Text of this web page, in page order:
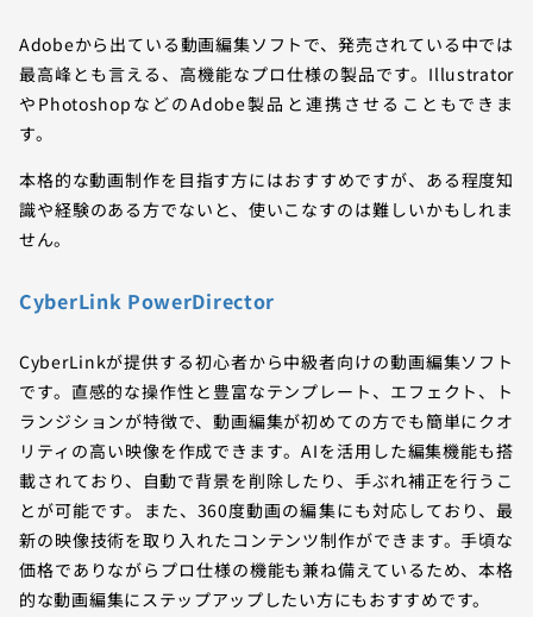
Adobeから出ている動画編集ソフトで、発売されている中では
最高峰とも言える、高機能なプロ仕様の製品です。Illustrator
やPhotoshopなどのAdobe製品と連携させることもできま
す。
本格的な動画制作を目指す方にはおすすめですが、ある程度知
識や経験のある方でないと、使いこなすのは難しいかもしれま
せん。
CyberLink PowerDirector
CyberLinkが提供する初心者から中級者向けの動画編集ソフト
です。直感的な操作性と豊富なテンプレート、エフェクト、ト
ランジションが特徴で、動画編集が初めての方でも簡単にクオ
リティの高い映像を作成できます。AIを活用した編集機能も搭
載されており、自動で背景を削除したり、手ぶれ補正を行うこ
とが可能です。また、360度動画の編集にも対応しており、最
新の映像技術を取り入れたコンテンツ制作ができます。手頃な
価格でありながらプロ仕様の機能も兼ね備えているため、本格
的な動画編集にステップアップしたい方にもおすすめです。